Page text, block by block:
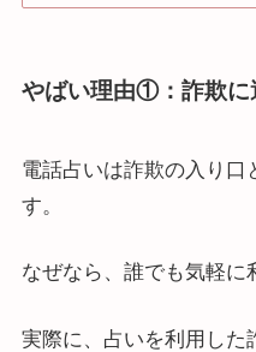
やばい理由①：詐欺に
電話占いは詐欺の入り口
す。
なぜなら、誰でも気軽に
実際に、占いを利用した